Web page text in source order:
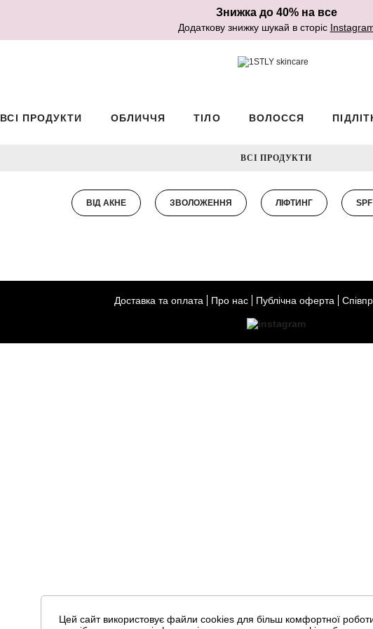
Знижка до 40% на все
Додаткову знижку шукай в сторіс
ВСІ ПРОДУКТИ ОБЛИЧЧЯ ТІЛО ВОЛОССЯ
ВСІ ПРОДУКТИ
ВІД АКНЕ ЗВОЛОЖЕННЯ ЛІФТИНГ SPF
Доставка та оплата Про нас Публічна оферта
Цей сайт використовує файли cookies для більш комфортної